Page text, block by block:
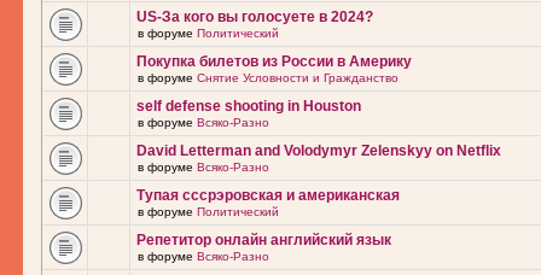
US-За кого вы голосуете в 2024?
в форуме Политический
Покупка билетов из России в Америку
в форуме Снятие Условности и Гражданство
self defense shooting in Houston
в форуме Всяко-Разно
David Letterman and Volodymyr Zelenskyy on Netflix
в форуме Всяко-Разно
Тупая сссрэровская и американская
в форуме Политический
Репетитор онлайн английский язык
в форуме Всяко-Разно